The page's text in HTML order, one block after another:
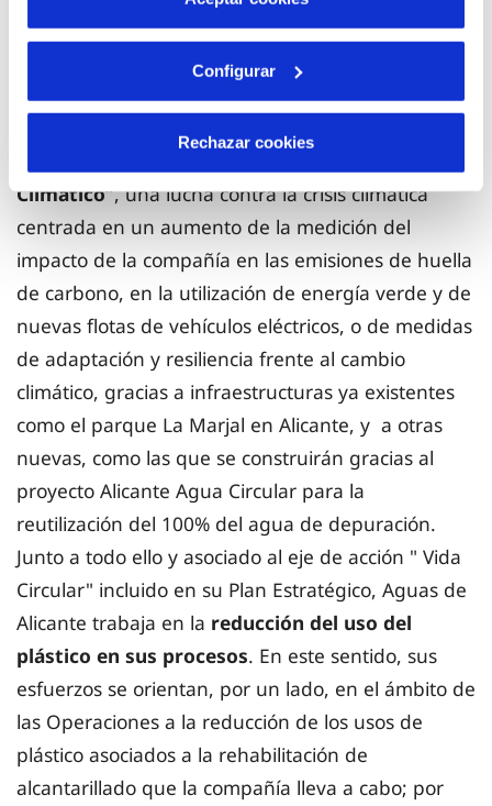
Configurar
Rechazar cookies
Aguas de Alicante
marco de suPlan Estratégico para 2022-2027en
Climático”, una lucha contra la crisis climática
centrada en un aumento de la medición del
impacto de la compañía en las emisiones de huella
de carbono, en la utilización de energía verde y de
nuevas flotas de vehículos eléctricos, o de medidas
de adaptación y resiliencia frente al cambio
climático, gracias a infraestructuras ya existentes
como el parque La Marjal en Alicante, y a otras
nuevas, como las que se construirán gracias al
proyecto Alicante Agua Circular para la
reutilización del 100% del agua de depuración.
Junto a todo ello y asociado al eje de acción " Vida
Circular" incluido en su Plan Estratégico, Aguas de
Alicante trabaja en la reducción del uso del
plástico en sus procesos. En este sentido, sus
esfuerzos se orientan, por un lado, en el ámbito de
las Operaciones a la reducción de los usos de
plástico asociados a la rehabilitación de
alcantarillado que la compañía lleva a cabo; por